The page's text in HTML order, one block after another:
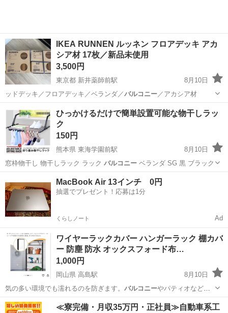
IKEA RUNNEN ルッネン フロアデッキ アカ
シア材 17枚／新品未使用
3,500円
東京都 新井薬師前駅
8月10日
ッドデッキ／フロアデッキ／ベランダ／バルコニー／アカシア材
新井薬師前駅 その他 アカシア
ひっかけるだけで簡単設置可能な物干しラッ
ク
150円
熊本県 東海学園前駅
8月10日
窓枠物干し 物干しラック ラック バルコニーベランダ SG 黒 ブラック
熊本市 東海学園前駅 洗濯用品 物干し
MacBook Air 13インチ 0円
抽選でプレゼント！応募は1分
くらしノート Ad
ワイヤーラックカバー ハンガーラック 棚カバ
ー 防塵 防水 オックスフォード布…
1,000円
岡山県 高島駅
8月10日
気の多い環境でも濡れるのを防ぎます。 バルコニーやパティオなどの
屋外での使用にも最適…
岡山 岡山市 高島駅 その他
≪寮完備・月収35万円・正社員≫自動車系工